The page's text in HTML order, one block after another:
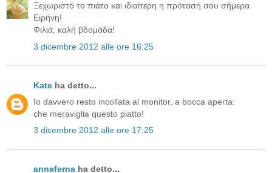
Ξεχωριστό το πιάτο και ιδιαίτερη η πρότασή σου σήμερα
Ειρήνη!
Φιλιά, καλή βδομάδα!
3 dicembre 2012 alle ore 16:25
Kate ha detto...
Io davvero resto incollata al monitor, a bocca aperta:
che meraviglia questo piatto!
3 dicembre 2012 alle ore 17:25
annaferna ha detto...